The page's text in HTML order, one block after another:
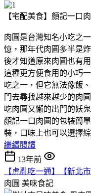
【宅配美食】顏記一口
肉圓是台灣知名小吃之
憶，那年代肉圓多半是
後才知道原來肉圓也有
這種更方便食用的小巧
吃之一，但它無法像飯
門去尋找越來越少的肉
吃肉圓又懶的出門的妖鬼
顏記一口肉圓的包裝簡
裝，口味上也可以選擇綜
繼續閱讀
13年前
【虎亂吃一通】【新北
肉圓 美味食記